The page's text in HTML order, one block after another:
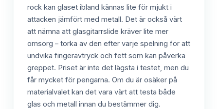
rock kan glaset ibland kännas lite för mjukt i
attacken jämfört med metall. Det är också värt
att nämna att glasgitarrslide kräver lite mer
omsorg – torka av den efter varje spelning för att
undvika fingeravtryck och fett som kan påverka
greppet. Priset är inte det lägsta i testet, men du
får mycket för pengarna. Om du är osäker på
materialvalet kan det vara värt att testa både
glas och metall innan du bestämmer dig.